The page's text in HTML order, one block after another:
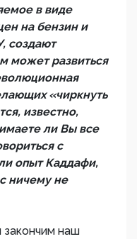
в виде
на бензин и
создают
может развиться
«чиркнуть
известно,
ли Вы все
с
опыт Каддафи,
ничему не
наш